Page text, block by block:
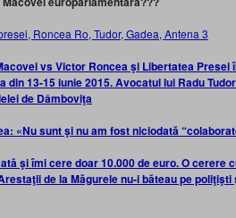
vs Victor Roncea şi Libertatea Presei
din 13-15 iunie 2015. Avocatul lui Radu
de Dâmboviţa
«Nu sunt şi nu am fost niciodată
şi îmi cere doar 10.000 de euro. O cerere
de la Măgurele nu-i băteau pe